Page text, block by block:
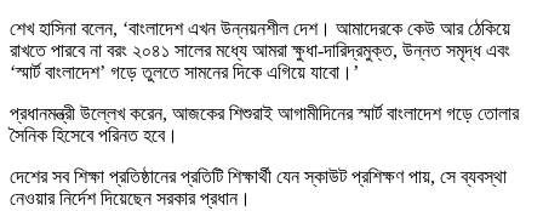
শেখ হাসিনা বলেন, ‘বাংলাদেশ এখন উন্নয়নশীল দেশ। আমাদেরকে কেউ আর ঠেকিয়ে
রাখতে পারবে না বরং ২০৪১ সালের মধ্যে আমরা ক্ষুধা-দারিদ্রমুক্ত, উন্নত সমৃদ্ধ এবং
‘স্মার্ট বাংলাদেশ’ গড়ে তুলতে সামনের দিকে এগিয়ে যাবো।’
প্রধানমন্ত্রী উল্লেখ করেন, আজকের শিশুরাই আগামীদিনের স্মার্ট বাংলাদেশ গড়ে তোলার
সৈনিক হিসেবে পরিনত হবে।
দেশের সব শিক্ষা প্রতিষ্ঠানের প্রতিটি শিক্ষার্থী যেন স্কাউট প্রশিক্ষণ পায়, সে ব্যবস্থা
নেওয়ার নির্দেশ দিয়েছেন সরকার প্রধান।